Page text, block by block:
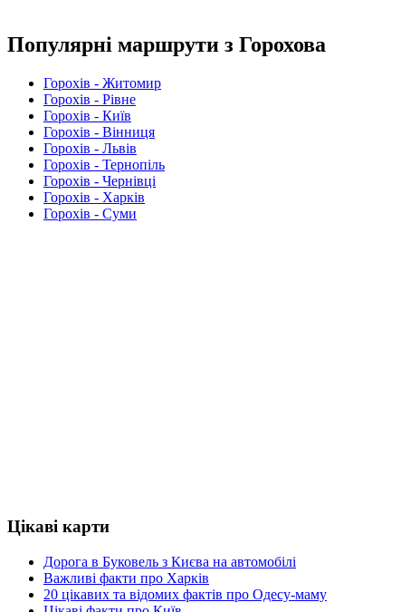
Популярні маршрути з Горохова
Горохів - Житомир
Горохів - Рівне
Горохів - Київ
Горохів - Вінниця
Горохів - Львів
Горохів - Тернопіль
Горохів - Чернівці
Горохів - Харків
Горохів - Суми
Цікаві карти
Дорога в Буковель з Києва на автомобілі
Важливі факти про Харків
20 цікавих та відомих фактів про Одесу-маму